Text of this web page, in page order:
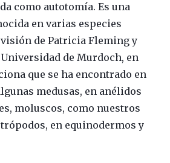
como autotomía. Es una
en varias especies
de Patricia Fleming y
de Murdoch, en
que se ha encontrado en
medusas, en anélidos
moluscos, como nuestros
en equinodermos y